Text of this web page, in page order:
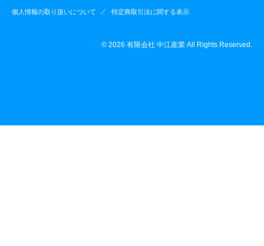
個人情報の取り扱いについて 特定商取引法に関する表示
© 2026 有限会社 中江産業 All Rights Reserved.